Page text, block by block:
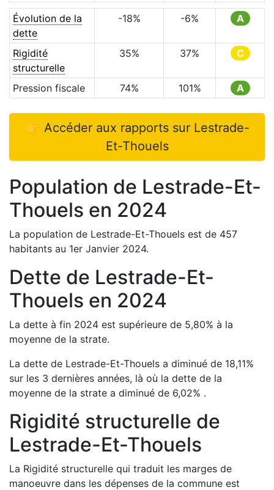
Évolution de la
dette
-18% -6% A
Rigidité
structurelle
35% 37% C
Pression fiscale 74% 101% A
👉 Accéder aux rapports sur Lestrade-
Et-Thouels
Population de Lestrade-Et-
Thouels en 2024
La population de Lestrade-Et-Thouels est de 457
habitants au 1er Janvier 2024.
Dette de Lestrade-Et-
Thouels en 2024
La dette à fin 2024 est supérieure de 5,80% à la
moyenne de la strate.
La dette de Lestrade-Et-Thouels a diminué de 18,11%
sur les 3 dernières années, là où la dette de la
moyenne de la strate a diminué de 6,02% .
Rigidité structurelle de
Lestrade-Et-Thouels
La Rigidité structurelle qui traduit les marges de
manoeuvre dans les dépenses de la commune est